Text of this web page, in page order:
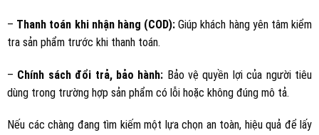
– Thanh toán khi nhận hàng (COD): Giúp khách hàng yên tâm kiểm
tra sản phẩm trước khi thanh toán.
– Chính sách đổi trả, bảo hành: Bảo vệ quyền lợi của người tiêu
dùng trong trường hợp sản phẩm có lỗi hoặc không đúng mô tả.
Nếu các chàng đang tìm kiếm một lựa chọn an toàn, hiệu quả để lấy